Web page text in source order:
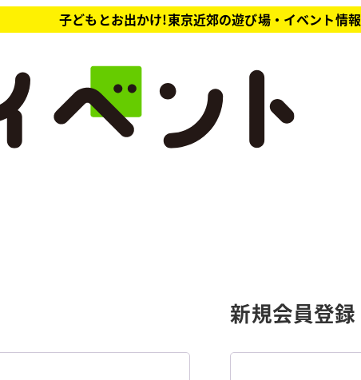
子どもとお出かけ!東京近郊の遊び場・イベント情報
新規会員登録